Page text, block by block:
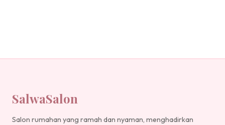
SalwaSalon
Salon rumahan yang ramah dan nyaman, menghadirkan